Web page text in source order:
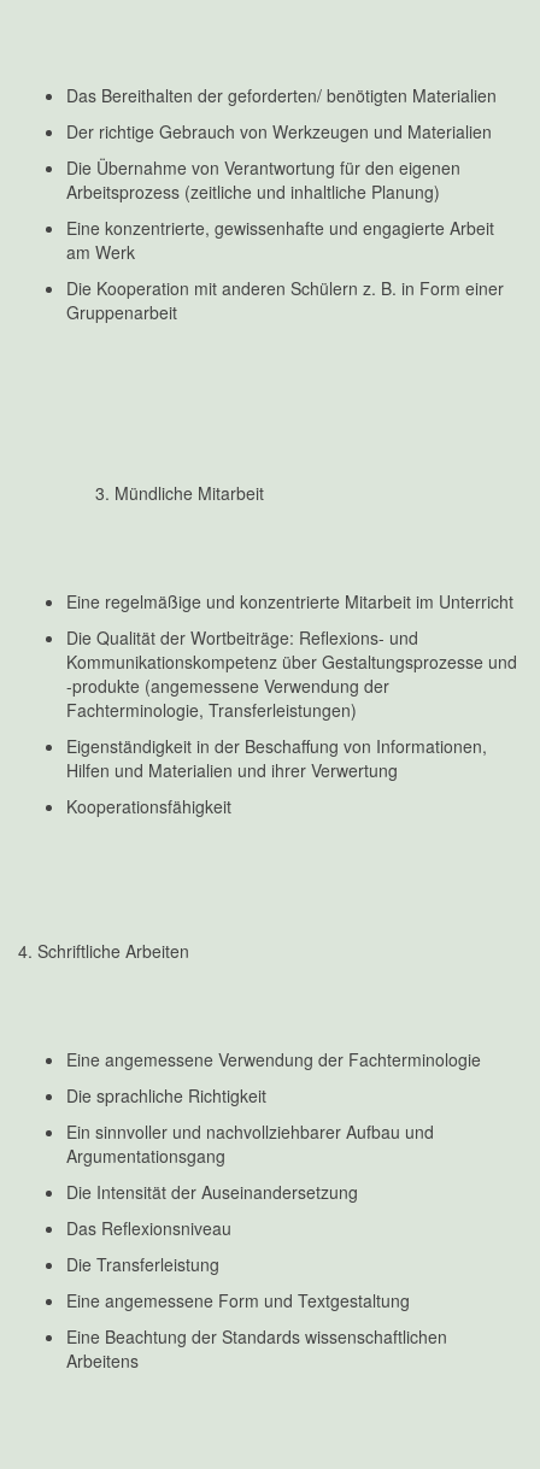
Das Bereithalten der geforderten/ benötigten Materialien
Der richtige Gebrauch von Werkzeugen und Materialien
Die Übernahme von Verantwortung für den eigenen
Arbeitsprozess (zeitliche und inhaltliche Planung)
Eine konzentrierte, gewissenhafte und engagierte Arbeit
am Werk
Die Kooperation mit anderen Schülern z. B. in Form einer
Gruppenarbeit
Mündliche Mitarbeit
Eine regelmäßige und konzentrierte Mitarbeit im Unterricht
Die Qualität der Wortbeiträge: Reflexions- und
Kommunikationskompetenz über Gestaltungsprozesse und
-produkte (angemessene Verwendung der
Fachterminologie, Transferleistungen)
Eigenständigkeit in der Beschaffung von Informationen,
Hilfen und Materialien und ihrer Verwertung
Kooperationsfähigkeit
4. Schriftliche Arbeiten
Eine angemessene Verwendung der Fachterminologie
Die sprachliche Richtigkeit
Ein sinnvoller und nachvollziehbarer Aufbau und
Argumentationsgang
Die Intensität der Auseinandersetzung
Das Reflexionsniveau
Die Transferleistung
Eine angemessene Form und Textgestaltung
Eine Beachtung der Standards wissenschaftlichen
Arbeitens